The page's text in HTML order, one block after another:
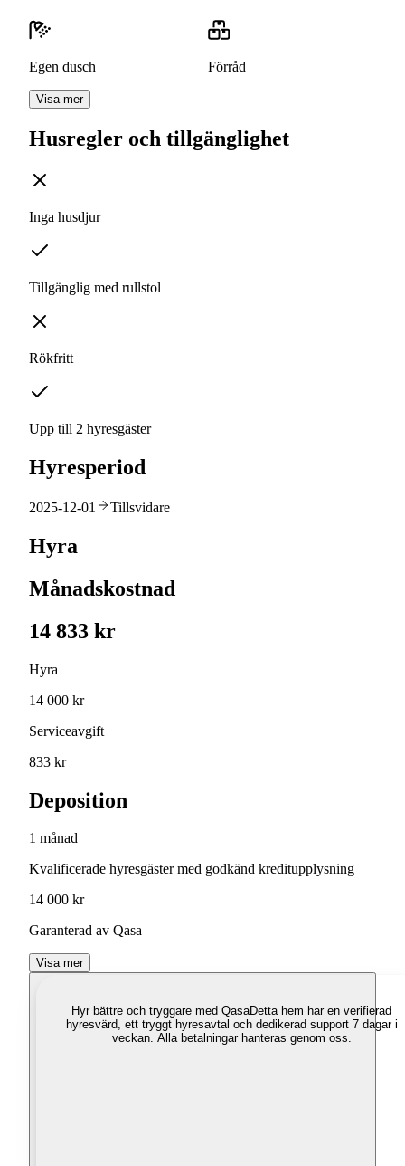
Egen dusch Förråd
Visa mer
Husregler och tillgänglighet
Inga husdjur
Tillgänglig med rullstol
Rökfritt
Upp till 2 hyresgäster
Hyresperiod
2025-12-01 Tillsvidare
Hyra
Månadskostnad
14 833 kr
Hyra
14 000 kr
Serviceavgift
833 kr
Deposition
1 månad
Kvalificerade hyresgäster med godkänd kreditupplysning
14 000 kr
Garanterad av Qasa
Visa mer
Hyr bättre och tryggare med QasaDetta hem har en verifierad
hyresvärd, ett tryggt hyresavtal och dedikerad support 7 dagar i
veckan. Alla betalningar hanteras genom oss.